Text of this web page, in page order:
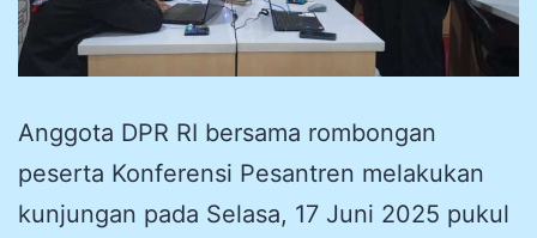
Anggota DPR RI bersama rombongan
peserta Konferensi Pesantren melakukan
kunjungan pada Selasa, 17 Juni 2025 pukul